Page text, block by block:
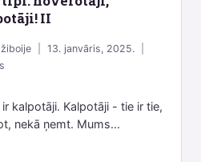
II
13. janvāris, 2025.
kalpotāji. Kalpotāji - tie ir tie,
nekā ņemt. Mums...